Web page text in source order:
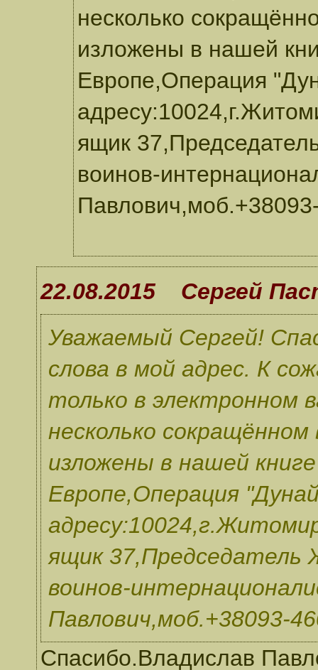
несколько
изложены в нашей
Европе,Операция
ящик
воинов-
22.08.2015 Сергей
Уважаемый Сергей!
слова в мой адрес. К
только в электронном
несколько
изложены в нашей
Европе,Операция
ящик 37,Председатель
воинов-
Павлович,моб.+38093-
Спасибо.Владислав